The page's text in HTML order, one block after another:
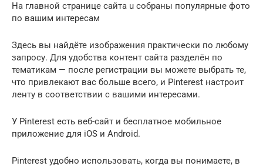
На главной странице сайта u собраны популярные фото
по вашим интересам
Здесь вы найдёте изображения практически по любому
запросу. Для удобства контент сайта разделён по
тематикам — после регистрации вы можете выбрать те,
что привлекают вас больше всего, и Pinterest настроит
ленту в соответствии с вашими интересами.
У Pinterest есть веб-сайт и бесплатное мобильное
приложение для iOS и Android.
Pinterest удобно использовать, когда вы понимаете, в